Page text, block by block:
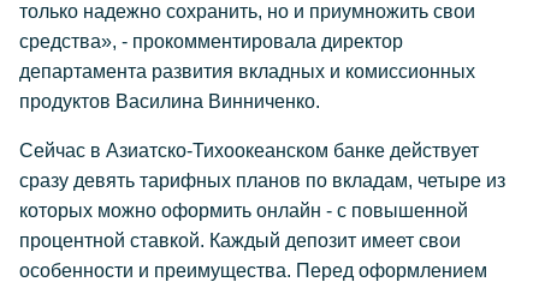
только надежно сохранить, но и приумножить свои
средства», - прокомментировала директор
департамента развития вкладных и комиссионных
продуктов Василина Винниченко.
Сейчас в Азиатско-Тихоокеанском банке действует
сразу девять тарифных планов по вкладам, четыре из
которых можно оформить онлайн - с повышенной
процентной ставкой. Каждый депозит имеет свои
особенности и преимущества. Перед оформлением